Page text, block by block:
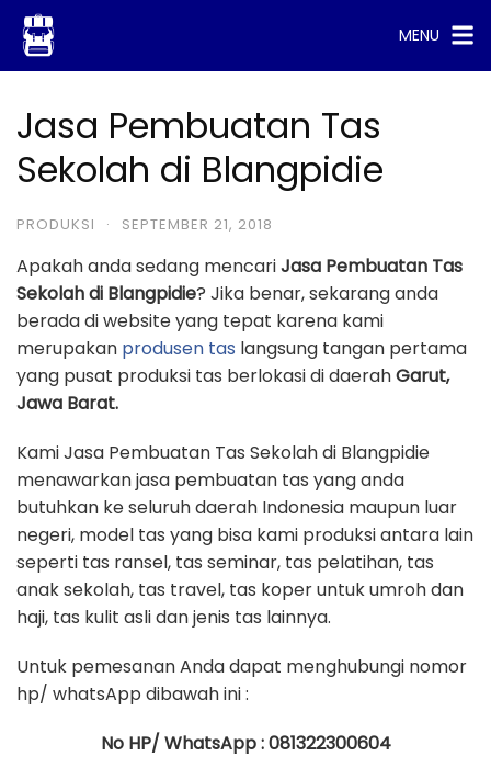
Skip
content
MENU
Jasa Pembuatan Tas
Sekolah di Blangpidie
PRODUKSI · SEPTEMBER 21, 2018
Apakah anda sedang mencariJasa Pembuatan Tas
Sekolah di Blangpidie? Jika benar, sekarang anda
berada di website yang tepat karena kami
merupakan produsen tas langsung tangan pertama
yang pusat produksi tas berlokasi di daerahGarut,
Jawa Barat.
Kami Jasa Pembuatan Tas Sekolah di Blangpidie
menawarkan jasa pembuatan tas yang anda
butuhkan ke seluruh daerah Indonesia maupun luar
negeri, model tas yang bisa kami produksi antara lain
seperti tas ransel, tas seminar, tas pelatihan, tas
anak sekolah, tas travel, tas koper untuk umroh dan
haji, tas kulit asli dan jenis tas lainnya.
Untuk pemesanan Anda dapat menghubungi nomor
hp/ whatsApp dibawah ini :
No HP/ WhatsApp : 081322300604